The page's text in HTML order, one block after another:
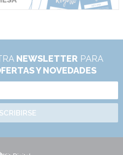
NEWSLETTER PARA
Y NOVEDADES